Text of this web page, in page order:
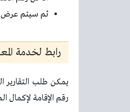
ثم سيتم عرض
رابط لخدمة
يمكن طلب التقارير
رقم الإقامة لإكمال